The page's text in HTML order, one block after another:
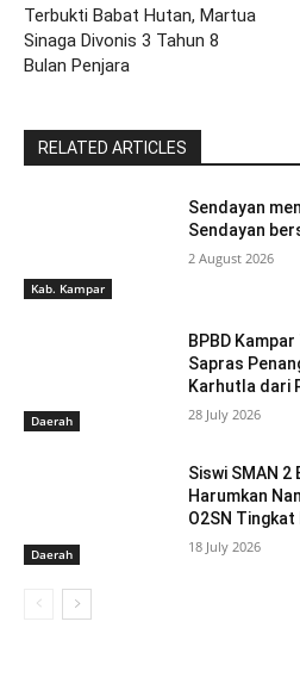
Terbukti Babat Hutan, Martua
Sinaga Divonis 3 Tahun 8
Bulan Penjara
RELATED ARTICLES
Kab. Kampar
Sendayan
Sendayan
2 August 2026
Daerah
BPBD
Sapras
Karhutla dari
28 July 2026
Daerah
Siswi SMAN
Harumkan
O2SN Tingkat
18 July 2026